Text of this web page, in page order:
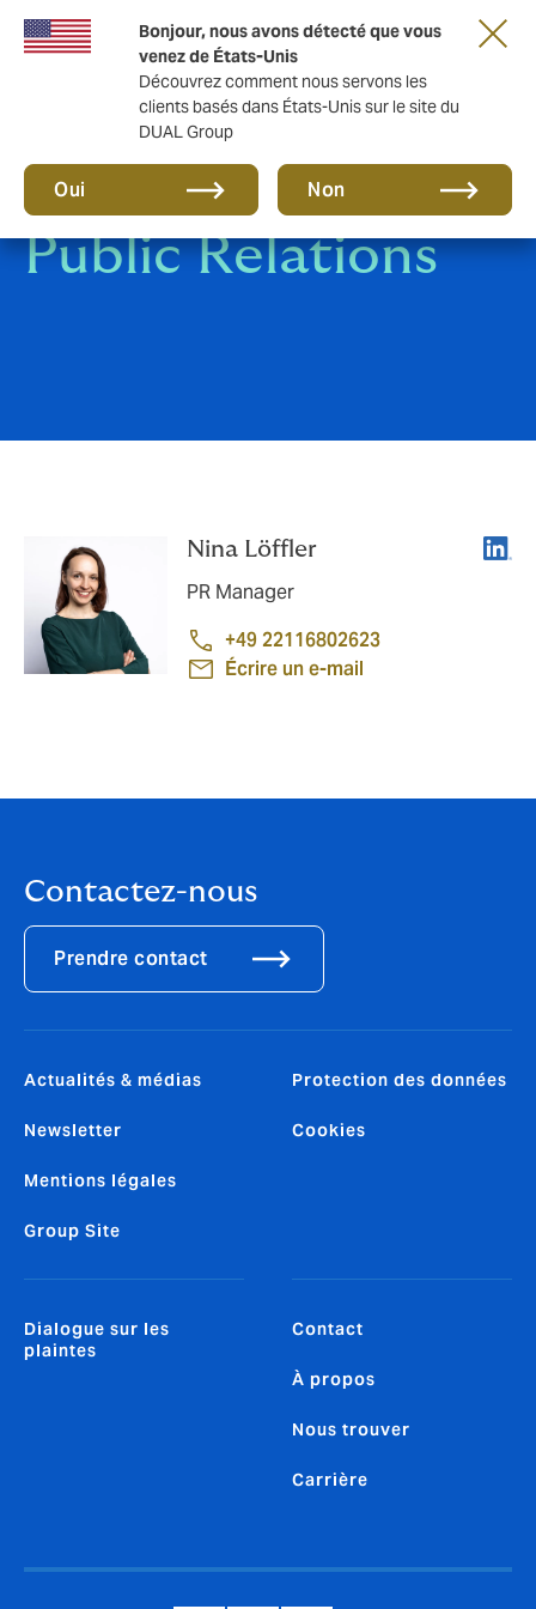
Bonjour, nous avons détecté que vous
venez de États-Unis
Découvrez comment nous servons les
clients basés dans États-Unis sur le site du
DUAL Group
Oui Non
Une nouvelle marque pour une nouvelle ère.
En savoir plus
Public Relations
Nina Löffler
PR Manager
+49 22116802623
Écrire un e-mail
Contactez-nous
Prendre contact
Actualités & médias
Newsletter
Mentions légales
Group Site
Protection des données
Cookies
Dialogue sur les
plaintes
Contact
À propos
Nous trouver
Carrière